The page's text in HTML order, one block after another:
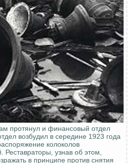
протянул и финансовый отдел
возбудил в середине 1923 года
колоколов
Реставраторы, узнав об этом,
в принципе против снятия